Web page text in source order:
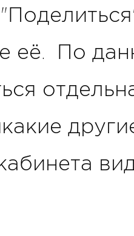
её. По